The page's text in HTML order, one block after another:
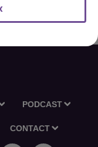
PODCAST
CONTACT